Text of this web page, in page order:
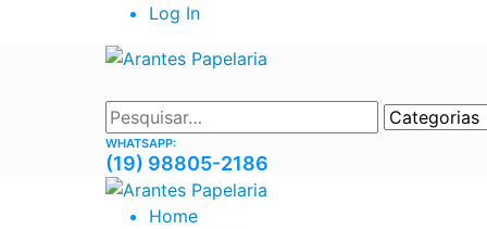
Log In
WHATSAPP:
(19) 98805-2186
Home